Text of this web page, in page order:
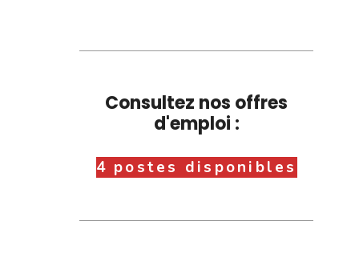
Consultez nos offres
d'emploi :
4 postes disponibles